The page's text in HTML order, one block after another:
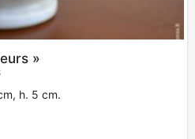
»
h. 5 cm.